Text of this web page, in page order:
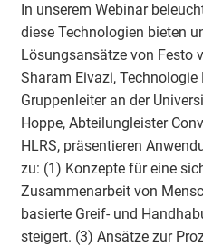
In unserem Webinar
diese Technologien bieten
Lösungsansätze von Festo
Sharam Eivazi, Technologie
Gruppenleiter an der
Hoppe, Abteilungleister
HLRS, präsentieren
zu: (1) Konzepte für eine
Zusammenarbeit von
basierte Greif- und
steigert. (3) Ansätze zur